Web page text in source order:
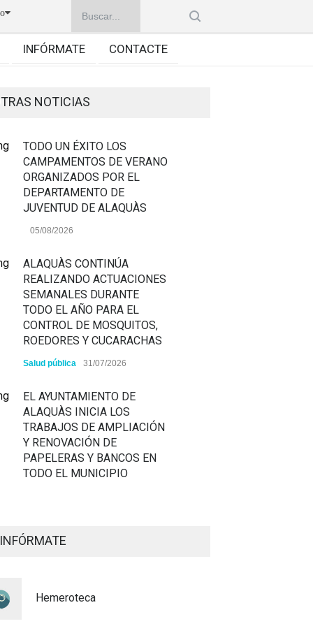
INFÓRMATE CONTACTE
NOTICIAS
TODO UN ÉXITO LOS
CAMPAMENTOS DE VERANO
ORGANIZADOS POR EL
DEPARTAMENTO DE
JUVENTUD DE ALAQUÀS
05/08/2026
ALAQUÀS CONTINÚA
REALIZANDO ACTUACIONES
SEMANALES DURANTE
TODO EL AÑO PARA EL
CONTROL DE MOSQUITOS,
ROEDORES Y CUCARACHAS
Salud pública 31/07/2026
EL AYUNTAMIENTO DE
ALAQUÀS INICIA LOS
TRABAJOS DE AMPLIACIÓN
Y RENOVACIÓN DE
PAPELERAS Y BANCOS EN
TODO EL MUNICIPIO
SEÑALIZACIÓN
Policía 29/07/2026
Hemeroteca